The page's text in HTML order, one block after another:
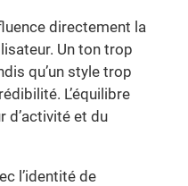
directement la
Un ton trop
qu’un style trop
L’équilibre
d’activité et du
l’identité de